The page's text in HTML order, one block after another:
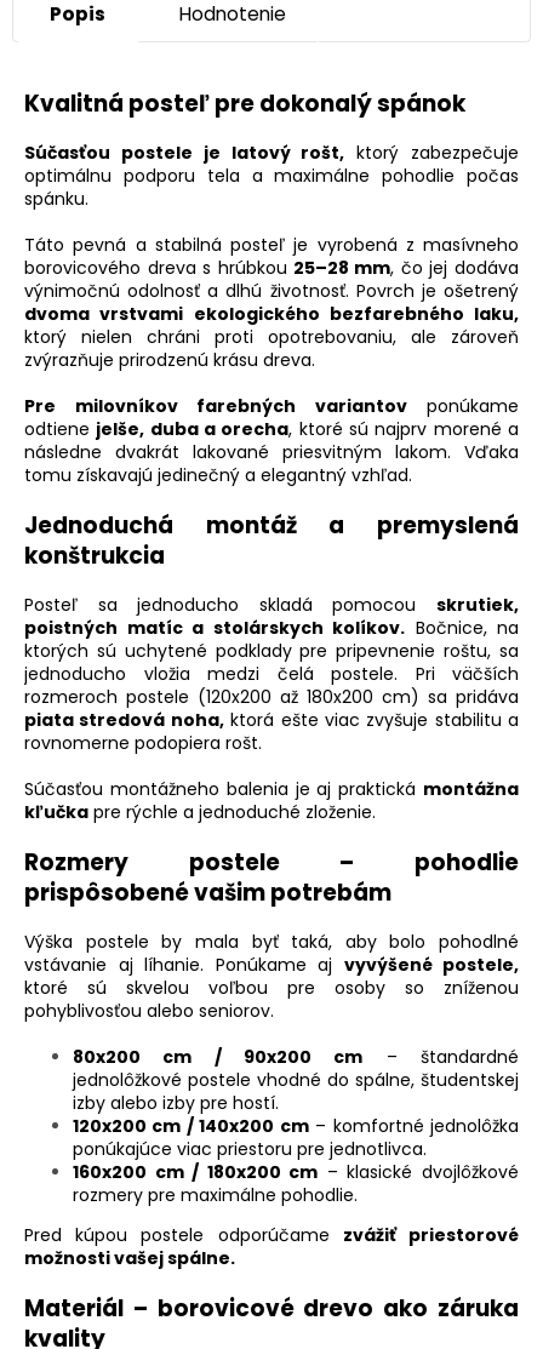
Popis Hodnotenie
Kvalitná posteľ pre dokonalý spánok
Súčasťou postele je latový rošt, ktorý zabezpečuje
optimálnu podporu tela a maximálne pohodlie počas
spánku.
Táto pevná a stabilná posteľ je vyrobená z masívneho
borovicového dreva s hrúbkou 25–28 mm, čo jej dodáva
výnimočnú odolnosť a dlhú životnosť. Povrch je ošetrený
dvoma vrstvami ekologického bezfarebného laku,
ktorý nielen chráni proti opotrebovaniu, ale zároveň
zvýrazňuje prirodzenú krásu dreva.
Pre milovníkov farebných variantovponúkame
odtiene jelše, duba a orecha, ktoré sú najprv morené a
následne dvakrát lakované priesvitným lakom. Vďaka
tomu získavajú jedinečný a elegantný vzhľad.
Jednoduchá montáž a premyslená
konštrukcia
Posteľ sa jednoducho skladá pomocou skrutiek,
poistných matíc a stolárskych kolíkov. Bočnice, na
ktorých sú uchytené podklady pre pripevnenie roštu, sa
jednoducho vložia medzi čelá postele. Pri väčších
rozmeroch postele (120x200 až 180x200 cm) sa pridáva
piata stredová noha,ktorá ešte viac zvyšuje stabilitu a
rovnomerne podopiera rošt.
Súčasťou montážneho balenia je aj praktická montážna
kľučka pre rýchle a jednoduché zloženie.
Rozmery postele – pohodlie
prispôsobené vašim potrebám
Výška postele by mala byť taká, aby bolo pohodlné
vstávanie aj líhanie. Ponúkame aj vyvýšené postele,
ktoré sú skvelou voľbou pre osoby so zníženou
pohyblivosťou alebo seniorov.
80x200 cm / 90x200 cm – štandardné
jednolôžkové postele vhodné do spálne, študentskej
izby alebo izby pre hostí.
120x200 cm / 140x200 cm– komfortné jednolôžka
ponúkajúce viac priestoru pre jednotlivca.
160x200 cm / 180x200 cm – klasické dvojlôžkové
rozmery pre maximálne pohodlie.
Pred kúpou postele odporúčame zvážiť priestorové
možnosti vašej spálne.
Materiál – borovicové drevo ako záruka
kvality